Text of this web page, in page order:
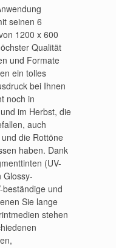
seinen 6
1200 x 600
Qualität
und Formate
ein tolles
bei Ihnen
noch in
im Herbst, die
auch
die Rottöne
haben. Dank
(UV-
Glossy-
und
Sie lange
stehen